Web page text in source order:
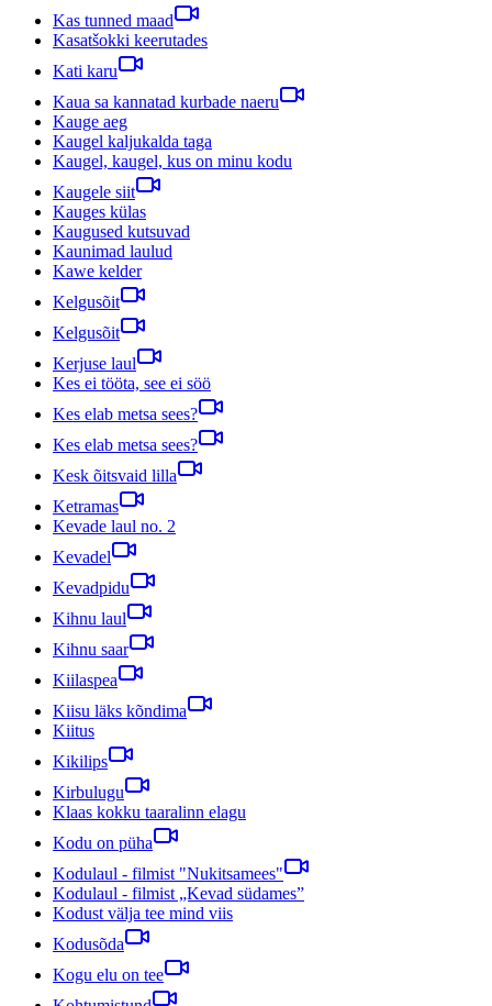
Kas tunned maad
Kasatšokki keerutades
Kati karu
Kaua sa kannatad kurbade naeru
Kauge aeg
Kaugel kaljukalda taga
Kaugel, kaugel, kus on minu kodu
Kaugele siit
Kauges külas
Kaugused kutsuvad
Kaunimad laulud
Kawe kelder
Kelgusõit
Kelgusõit
Kerjuse laul
Kes ei tööta, see ei söö
Kes elab metsa sees?
Kes elab metsa sees?
Kesk õitsvaid lilla
Ketramas
Kevade laul no. 2
Kevadel
Kevadpidu
Kihnu laul
Kihnu saar
Kiilaspea
Kiisu läks kõndima
Kiitus
Kikilips
Kirbulugu
Klaas kokku taaralinn elagu
Kodu on püha
Kodulaul - filmist "Nukitsamees"
Kodulaul - filmist „Kevad südames”
Kodust välja tee mind viis
Kodusõda
Kogu elu on tee